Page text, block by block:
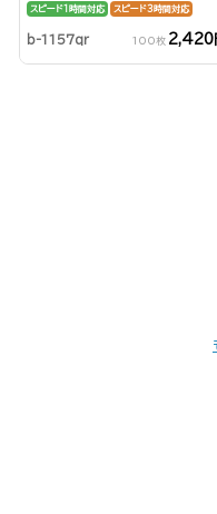
スピード1時間対応 スピード3時間対応
b-1157qr 100枚 2,420